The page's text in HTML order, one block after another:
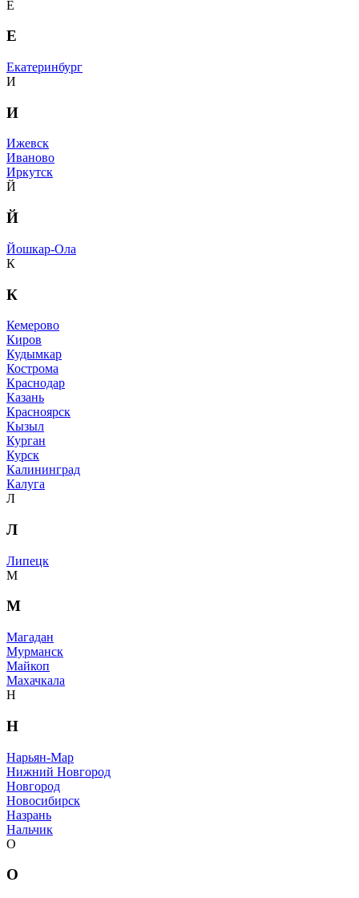
Е
Е
Екатеринбург
И
И
Ижевск
Иваново
Иркутск
Й
Й
Йошкар-Ола
К
К
Кемерово
Киров
Кудымкар
Кострома
Краснодар
Казань
Красноярск
Кызыл
Курган
Курск
Калининград
Калуга
Л
Л
Липецк
М
М
Магадан
Мурманск
Майкоп
Махачкала
Н
Н
Нарьян-Мар
Нижний Новгород
Новгород
Новосибирск
Назрань
Нальчик
О
О